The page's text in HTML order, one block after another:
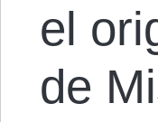
el
de